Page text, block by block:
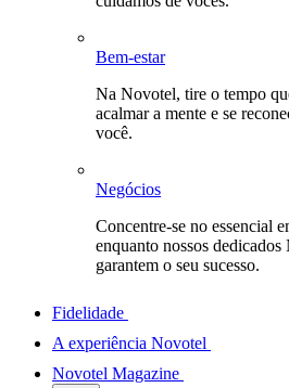
Bem-estar
Na Novotel, tire o tempo
acalmar a mente e se
você.
Negócios
Concentre-se no essencial
enquanto nossos
garantem o seu sucesso.
Fidelidade
A experiência Novotel
Novotel Magazine